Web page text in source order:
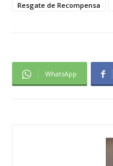
Resgate de Recompensa
WhatsApp